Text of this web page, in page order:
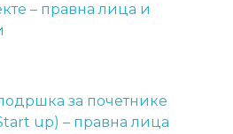
– правна лица и
за почетнике
up) – правна лица